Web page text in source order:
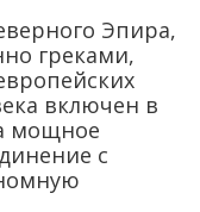
Эпира,
греками,
включен в
мощное
с